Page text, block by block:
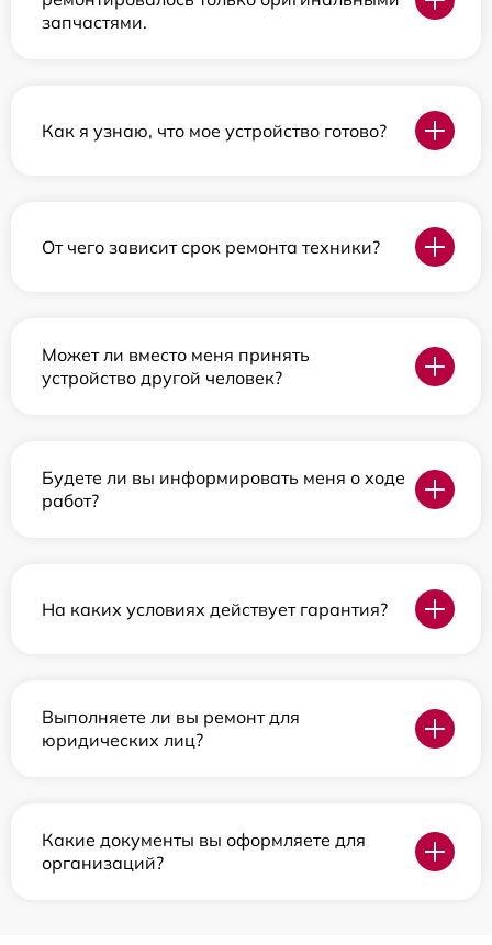
запчастями.
Как я узнаю, что мое устройство готово?
От чего зависит срок ремонта техники?
Может ли вместо меня принять
устройство другой человек?
Будете ли вы информировать меня о ходе
работ?
На каких условиях действует гарантия?
Выполняете ли вы ремонт для
юридических лиц?
Какие документы вы оформляете для
организаций?